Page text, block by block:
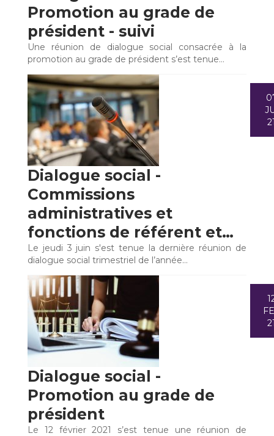
Promotion au grade de
président - suivi
Une réunion de dialogue social consacrée à la
promotion au grade de président s’est tenue…
Dialogue social -
Commissions
administratives et
fonctions de référent et…
Le jeudi 3 juin s'est tenue la dernière réunion de
dialogue social trimestriel de l’année…
Dialogue social -
Promotion au grade de
président
Le 12 février 2021 s’est tenue une réunion de